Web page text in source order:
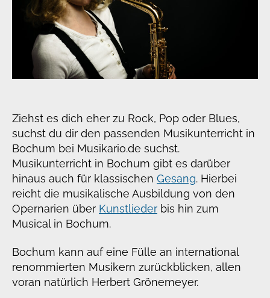
Ziehst es dich eher zu Rock, Pop oder Blues,
suchst du dir den passenden Musikunterricht in
Bochum bei Musikario.de suchst.
Musikunterricht in Bochum gibt es darüber
hinaus auch für klassischen Gesang. Hierbei
reicht die musikalische Ausbildung von den
Opernarien über Kunstlieder bis hin zum
Musical in Bochum.
Bochum kann auf eine Fülle an international
renommierten Musikern zurückblicken, allen
voran natürlich Herbert Grönemeyer.